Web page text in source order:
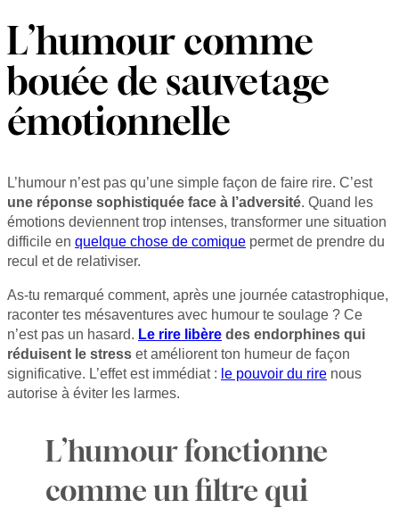
L’humour comme
bouée de sauvetage
émotionnelle
L’humour n’est pas qu’une simple façon de faire rire. C’est
une réponse sophistiquée face à l’adversité . Quand les
émotions deviennent trop intenses, transformer une situation
difficile en quelque chose de comique permet de prendre du
recul et de relativiser.
As-tu remarqué comment, après une journée catastrophique,
raconter tes mésaventures avec humour te soulage ? Ce
n’est pas un hasard. Le rire libère des endorphines qui
réduisent le stress et améliorent ton humeur de façon
significative. L’effet est immédiat : le pouvoir du rire nous
autorise à éviter les larmes.
L’humour fonctionne
comme un filtre qui